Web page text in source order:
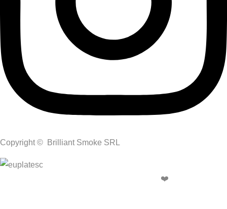
Copyright © Brilliant Smoke SRL
❤️